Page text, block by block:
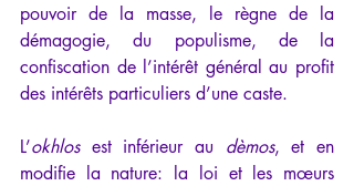
pouvoir de la masse, le règne de la
démagogie, du populisme, de la
confiscation de l’intérêt général au profit
des intérêts particuliers d’une caste.
L’okhlos est inférieur au dèmos, et en
modifie la nature: la loi et les mœurs